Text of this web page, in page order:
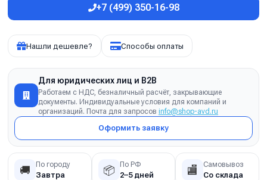
+7 (499) 350-16-98
Нашли дешевле? Способы оплаты
Для юридических лиц и B2B
Работаем с НДС, безналичный расчёт, закрывающие
документы. Индивидуальные условия для компаний и
организаций. Почта для запросов info@shop-avd.ru
Оформить заявку
🚚 По городу
Завтра 📦 По РФ
2–5 дней 🏬 Самовывоз
Со склада